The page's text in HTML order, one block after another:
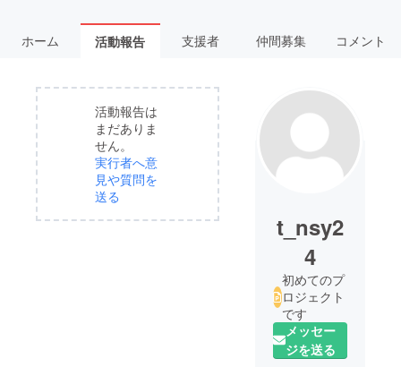
ホーム 活動報告 支援者 仲間募集 コメント
活動報告は
まだありま
せん。
実行者へ意
見や質問を
送る
t_nsy2
4
初めてのプ
ロジェクト
です
メッセー
ジを送る